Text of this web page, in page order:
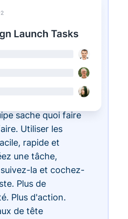
? Réalisez-les avec
Vous pouvez
prioriser et
vos tâches
quotidiennes, le
l'écosystème
chaque membre
sache quoi faire
Utiliser les
rapide et
une tâche,
la et cochez-
Plus de
Plus d'action.
de tête